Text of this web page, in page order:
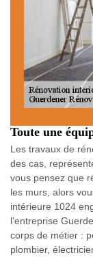
Toute une
Les travaux de
des cas,
vous pensez que
les murs, alors
intérieure 1024
l’entreprise
corps de métier :
plombier,